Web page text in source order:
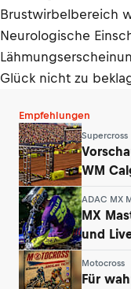
Brustwirbelbereich
Neurologische
Glück nicht zu
Empfehlungen
Supercross
WM
ADAC MX
MX
und
Motocross
Für